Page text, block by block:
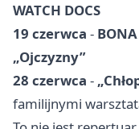
WATCH DOCS
19 czerwca -
„Ojczyzny”
28 czerwca -
familijnymi